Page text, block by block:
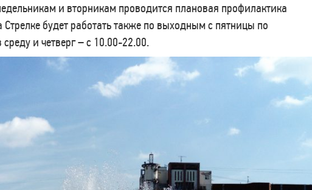
и вторникам проводится плановая профилактика
будет работать также по выходным с пятницы по
и четверг – с 10.00-22.00.